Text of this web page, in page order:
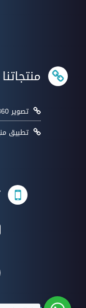
منتجاتنا
تصوير 360 درجة
تطبيق